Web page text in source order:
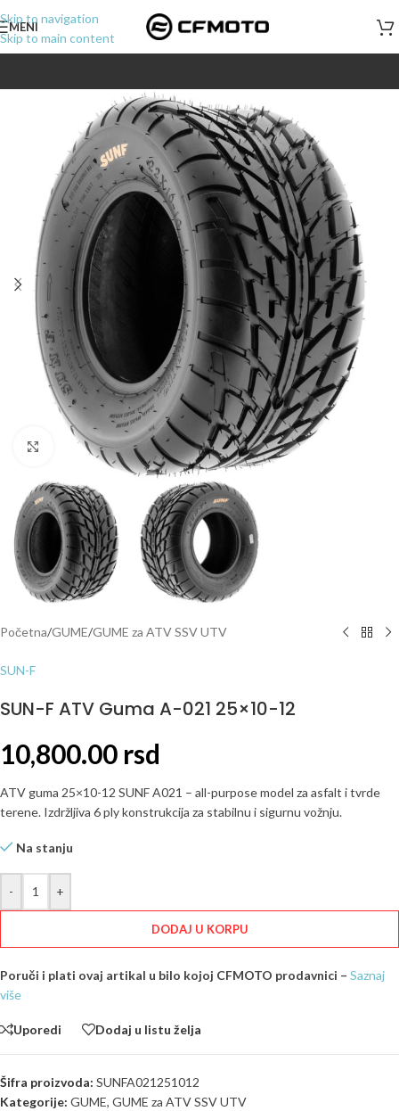
Skip to navigation
Skip to main content
MENI
Click to enlarge
Početna/GUME/GUME za ATV SSV UTV
SUN-F
SUN-F ATV Guma A-021 25×10-12
10,800.00 rsd
ATV guma 25×10-12 SUNF A021 – all-purpose model za asfalt i tvrde
terene. Izdržljiva 6 ply konstrukcija za stabilnu i sigurnu vožnju.
Na stanju
- +
DODAJ U KORPU
Poruči i plati ovaj artikal u bilo kojoj CFMOTO prodavnici – Saznaj
više
Uporedi Dodaj u listu želja
Šifra proizvoda: SUNFA021251012
Kategorije: GUME, GUME za ATV SSV UTV